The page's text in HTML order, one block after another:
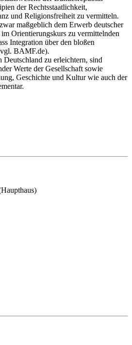
der Rechtsstaatlichkeit,
und Religionsfreiheit zu vermitteln.
maßgeblich dem Erwerb deutscher
Orientierungskurs zu vermittelnden
Integration über den bloßen
BAMF.de).
zu erleichtern, sind
Werte der Gesellschaft sowie
Geschichte und Kultur wie auch der